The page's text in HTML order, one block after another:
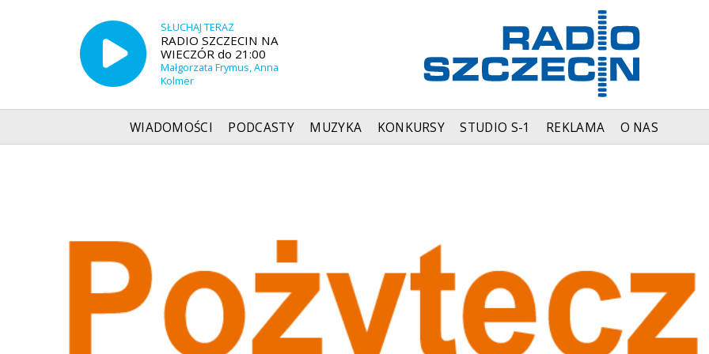
SŁUCHAJ TERAZ
RADIO SZCZECIN NA
WIECZÓR do 21:00
Małgorzata Frymus, Anna
Kolmer
WIADOMOŚCI PODCASTY MUZYKA KONKURSY STUDIO S-1 REKLAMA O NAS